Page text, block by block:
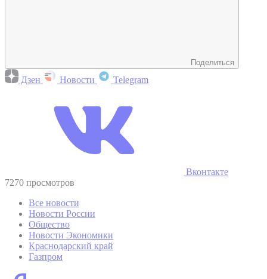
Поделиться
Дзен Новости Telegram
Вконтакте
7270 просмотров
Все новости
Новости России
Общество
Новости Экономики
Краснодарский край
Газпром